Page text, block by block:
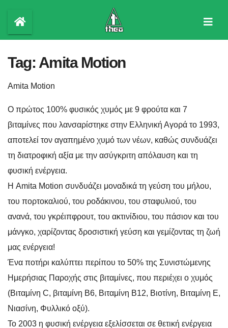
content
Tag: Amita Motion
Amita Motion
Ο πρώτος 100% φυσικός χυμός με 9 φρούτα και 7
βιταμίνες που λανσαρίστηκε στην Ελληνική Αγορά το 1993,
αποτελεί τον αγαπημένο χυμό των νέων, καθώς συνδυάζει
τη διατροφική αξία με την ασύγκριτη απόλαυση και τη
φυσική ενέργεια.
Η Amita Motion συνδυάζει μοναδικά τη γεύση του μήλου,
του πορτοκαλιού, του ροδάκινου, του σταφυλιού, του
ανανά, του γκρέιπφρουτ, του ακτινίδιου, του πάσιον και του
μάνγκο, χαρίζοντας δροσιστική γεύση και γεμίζοντας τη ζωή
μας ενέργεια!
Ένα ποτήρι καλύπτει περίπου το 50% της Συνιστώμενης
Ημερήσιας Παροχής στις βιταμίνες, που περιέχει ο χυμός
(Βιταμίνη C, βιταμίνη B6, Βιταμίνη Β12, Βιοτίνη, Βιταμίνη Ε,
Νιασίνη, Φυλλικό οξύ).
Το 2003 η φυσική ενέργεια εξελίσσεται σε θετική ενέργεια